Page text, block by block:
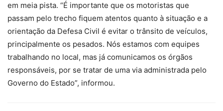
em meia pista. “É importante que os motoristas que
passam pelo trecho fiquem atentos quanto à situação e a
orientação da Defesa Civil é evitar o trânsito de veículos,
principalmente os pesados. Nós estamos com equipes
trabalhando no local, mas já comunicamos os órgãos
responsáveis, por se tratar de uma via administrada pelo
Governo do Estado”, informou.